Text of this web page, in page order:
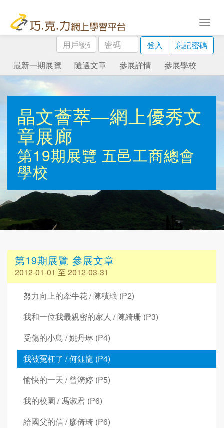
用
戶
號
碼
密
碼
登入
忘記密碼
最新一期展覽
隨選文章 參展詳情 參展學校
晶文薈萃—網上優秀文
章展廊
第19期展覽 五邑工商總會
學校
第19期展覽 參展文章
2012-01-01 至 2012-03-31
努力向上的牽牛花 / 陳積琅 (P2)
我和一位我最親密的家人 / 陳綺珊 (P3)
受傷的小鳥 / 姚丹琳 (P4)
我被冤枉了 / 何鈺龍 (P4)
愉快的一天 / 曾漪婷 (P5)
我的校園 / 馮淑君 (P6)
給國父的信 / 廖倚琦 (P6)